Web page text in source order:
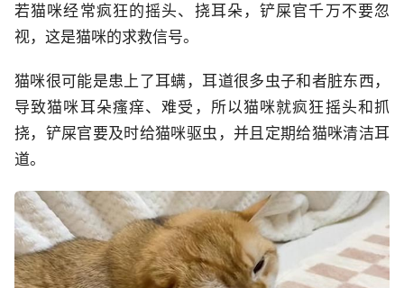
若猫咪经常疯狂的摇头、挠耳朵，铲屎官千万不要忽
视，这是猫咪的求救信号。
猫咪很可能是患上了耳螨，耳道很多虫子和者脏东西，
导致猫咪耳朵瘙痒、难受，所以猫咪就疯狂摇头和抓
挠，铲屎官要及时给猫咪驱虫，并且定期给猫咪清洁耳
道。